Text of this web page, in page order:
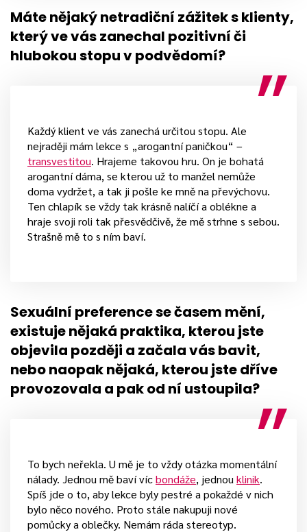
Máte nějaký netradiční zážitek s klienty,
který ve vás zanechal pozitivní či
hlubokou stopu v podvědomí?
Každý klient ve vás zanechá určitou stopu. Ale
nejraději mám lekce s „arogantní paničkou“ –
transvestitou. Hrajeme takovou hru. On je bohatá
arogantní dáma, se kterou už to manžel nemůže
doma vydržet, a tak ji pošle ke mně na převýchovu.
Ten chlapík se vždy tak krásně nalíčí a oblékne a
hraje svoji roli tak přesvědčivě, že mě strhne s sebou.
Strašně mě to s ním baví.
Sexuální preference se časem mění,
existuje nějaká praktika, kterou jste
objevila později a začala vás bavit,
nebo naopak nějaká, kterou jste dříve
provozovala a pak od ní ustoupila?
To bych neřekla. U mě je to vždy otázka momentální
nálady. Jednou mě baví vícbondáže, jednouklinik.
Spíš jde o to, aby lekce byly pestré a pokaždé v nich
bylo něco nového. Proto stále nakupuji nové
pomůcky a oblečky. Nemám ráda stereotyp.